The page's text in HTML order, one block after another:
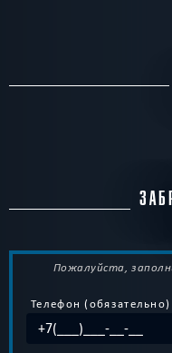
Пожалуйста,
Телефон (обязательно)